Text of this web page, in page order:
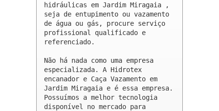
hidráulicas em Jardim Miragaia ,
seja de entupimento ou vazamento
de água ou gás, procure serviço
profissional qualificado e
referenciado.
Não há nada como uma empresa
especializada. A Hidrotex
encanador e Caça Vazamento em
Jardim Miragaia e é essa empresa.
Possuímos a melhor tecnologia
disponível no mercado para